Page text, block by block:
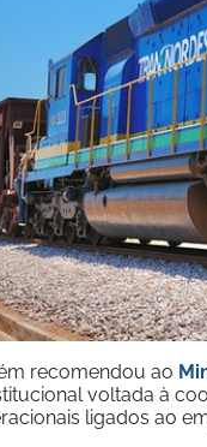
recomendou ao
voltada à
ligados ao